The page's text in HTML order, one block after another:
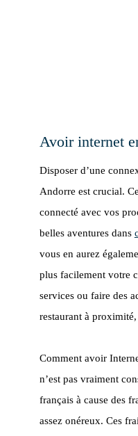
Avoir internet
Disposer d’une
Andorre est crucial.
connecté avec vos
belles aventures dans
vous en aurez
plus facilement votre
services ou faire des
restaurant à proximité,
Comment avoir
n’est pas vraiment
français à cause des
assez onéreux. Ces